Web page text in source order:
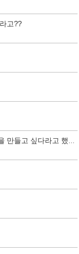
고??
만들고 싶다라고 했을